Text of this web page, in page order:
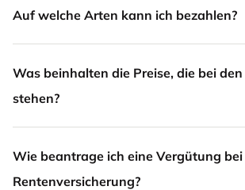
Auf welche Arten kann ich bezahlen?
Was beinhalten die Preise, die bei
stehen?
Wie beantrage ich eine Vergütung bei
Rentenversicherung?